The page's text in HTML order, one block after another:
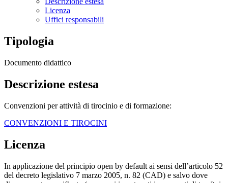
Licenza
Uffici responsabili
Tipologia
Documento didattico
Descrizione estesa
Convenzioni per attività di tirocinio e di formazione:
CONVENZIONI E TIROCINI
Licenza
In applicazione del principio open by default ai sensi dell’articolo 52
del decreto legislativo 7 marzo 2005, n. 82 (CAD) e salvo dove